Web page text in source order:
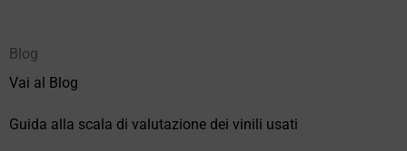
Blog
Vai al Blog
Guida alla scala di valutazione dei vinili usati